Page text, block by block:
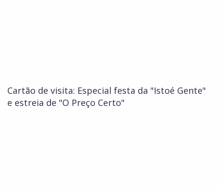
Cartão de visita: Especial festa da "Istoé Gente"
e estreia de "O Preço Certo"